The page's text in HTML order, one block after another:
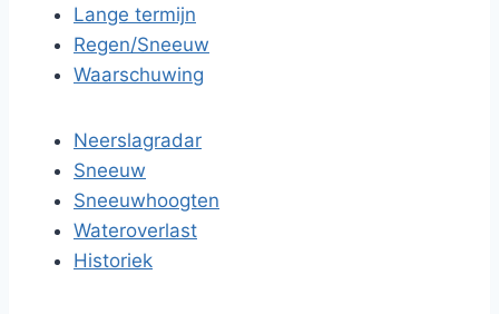
Lange termijn
Regen/Sneeuw
Waarschuwing
Neerslagradar
Sneeuw
Sneeuwhoogten
Wateroverlast
Historiek